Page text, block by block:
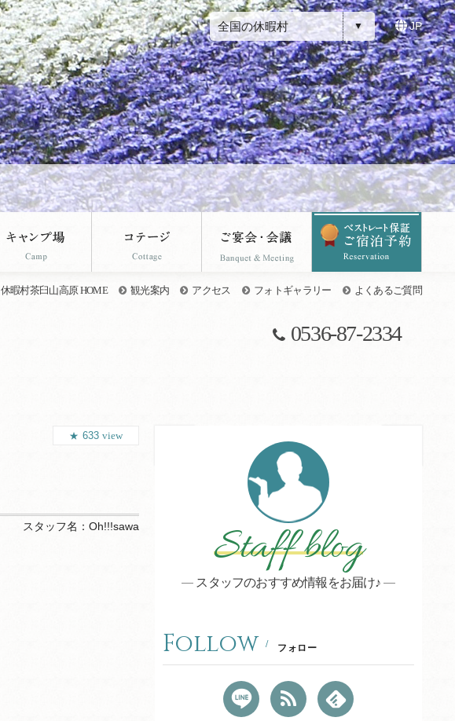
全国の休暇村 JP
休暇村茶臼山高原 HOME 観光案内 アクセス フォトギャラリー よくあるご質問
0536-87-2334
633 view
スタッフ名： Oh!!!sawa Staff blog
スタッフのおすすめ情報をお届け♪
Follow フォロー